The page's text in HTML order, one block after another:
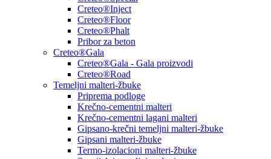
Creteo®Inject
Creteo®Floor
Creteo®Phalt
Pribor za beton
Creteo®Gala
Creteo®Gala - Gala proizvodi
Creteo®Road
Temeljni malteri-žbuke
Priprema podloge
Krečno-cementni malteri
Krečno-cementni lagani malteri
Gipsano-krečni temeljni malteri-žbuke
Gipsani malteri-žbuke
Termo-izolacioni malteri-žbuke